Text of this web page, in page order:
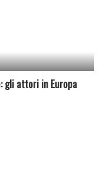
gli attori in Europa